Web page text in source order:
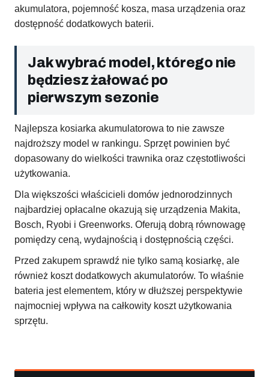
akumulatora, pojemność kosza, masa urządzenia oraz
dostępność dodatkowych baterii.
Jak wybrać model, którego nie
będziesz żałować po
pierwszym sezonie
Najlepsza kosiarka akumulatorowa to nie zawsze
najdroższy model w rankingu. Sprzęt powinien być
dopasowany do wielkości trawnika oraz częstotliwości
użytkowania.
Dla większości właścicieli domów jednorodzinnych
najbardziej opłacalne okazują się urządzenia Makita,
Bosch, Ryobi i Greenworks. Oferują dobrą równowagę
pomiędzy ceną, wydajnością i dostępnością części.
Przed zakupem sprawdź nie tylko samą kosiarkę, ale
również koszt dodatkowych akumulatorów. To właśnie
bateria jest elementem, który w dłuższej perspektywie
najmocniej wpływa na całkowity koszt użytkowania
sprzętu.